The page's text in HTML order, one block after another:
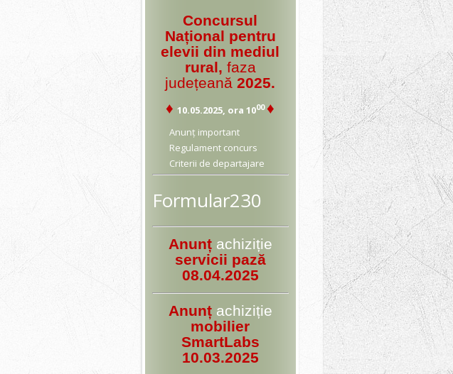
Concursul
Național pentru
elevii din mediul
rural, faza
județeană 2025.
♦ 10.05.2025, ora 1000 ♦
Anunț important
Regulament concurs
Criterii de departajare
Formular230
Anunț achiziție
servicii pază
08.04.2025
Anunț achiziție
mobilier
SmartLabs
10.03.2025